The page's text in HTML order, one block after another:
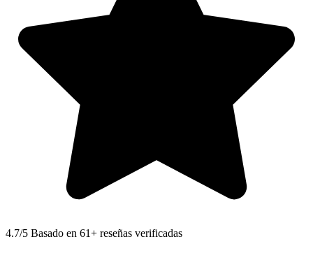
4.7/5 Basado en 61+ reseñas verificadas